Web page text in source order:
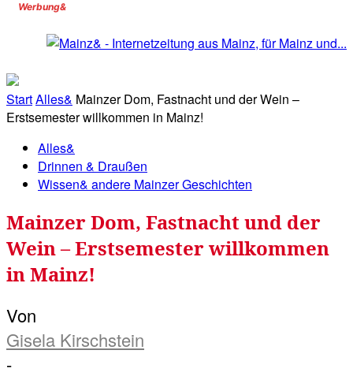
Werbung&
StartAlles& Mainzer Dom, Fastnacht und der Wein –
Erstsemester willkommen in Mainz!
Alles&
Drinnen & Draußen
Wissen& andere Mainzer Geschichten
Mainzer Dom, Fastnacht und der
Wein – Erstsemester willkommen
in Mainz!
Von
Gisela Kirschstein
-